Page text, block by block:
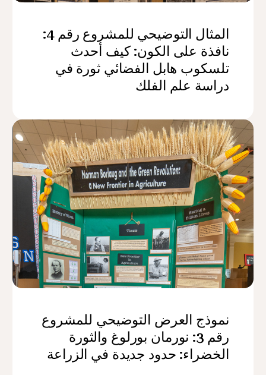
المثال التوضيحي للمشروع رقم 4:
نافذة على الكون: كيف أحدث
تلسكوب هابل الفضائي ثورة في
دراسة علم الفلك
نموذج العرض التوضيحي للمشروع
رقم 3: نورمان بورلوغ والثورة
الخضراء: حدود جديدة في الزراعة